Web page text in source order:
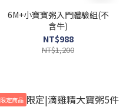
6M+小寶寶粥入門體驗組(不
含牛)
NT$988
NT$1,200
限定商品